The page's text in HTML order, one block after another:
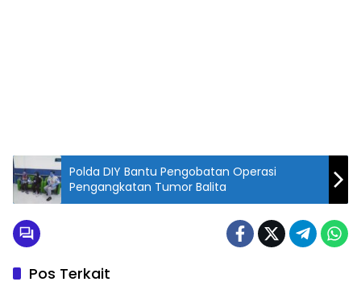
Polda DIY Bantu Pengobatan Operasi
Pengangkatan Tumor Balita
Pos Terkait